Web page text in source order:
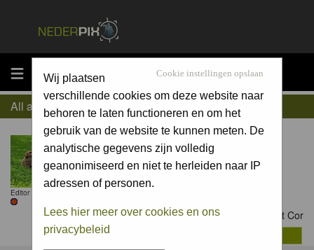
MENU Cookie instellingen opslaan
Wij plaatsen
verschillende cookies om deze website naar
behoren te laten functioneren en om het
gebruik van de website te kunnen meten. De
analytische gegevens zijn volledig
geanonimiseerd en niet te herleiden naar IP
adressen of personen.
Lees hier meer over cookies en ons
privacybeleid
All about Cor
Editor
Contact Cor